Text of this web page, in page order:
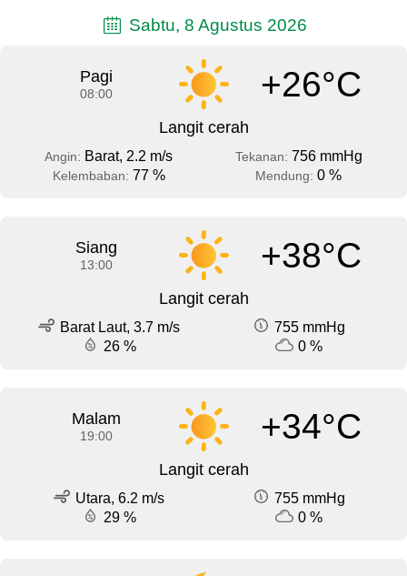
Sabtu, 8 Agustus 2026
Pagi
08:00 +26°C
Langit cerah
Angin: Barat, 2.2 m/s Tekanan: 756 mmHg
Kelembaban: 77 % Mendung: 0 %
Siang
13:00 +38°C
Langit cerah
Barat Laut, 3.7 m/s
755 mmHg
26 %
0 %
Malam
19:00 +34°C
Langit cerah
Utara, 6.2 m/s
755 mmHg
29 %
0 %